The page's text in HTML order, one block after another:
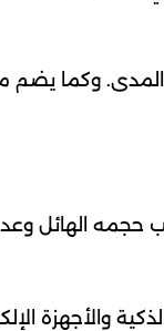
المدى. وكما
حجمه الهائل
والأجهزة